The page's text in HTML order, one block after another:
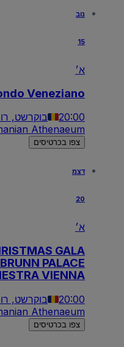
נוב
א׳
Veneziano
20:00 בוקרשט,
Athenaeum
צפו בכרטיסים
דצמ
20
א׳
GALA
PALACE
VIENNA
20:00 בוקרשט,
Athenaeum
צפו בכרטיסים